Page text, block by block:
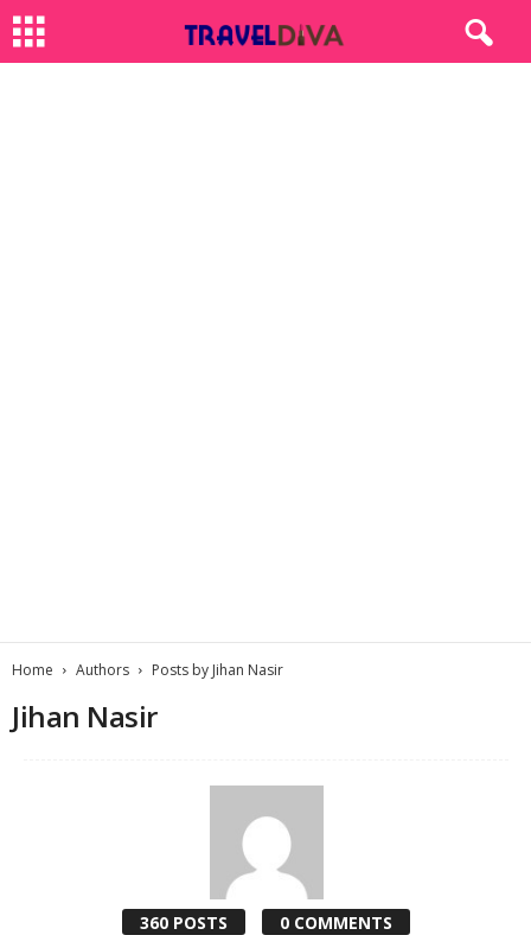
Home Authors Posts by Jihan Nasir
Jihan Nasir
360 POSTS 0 COMMENTS